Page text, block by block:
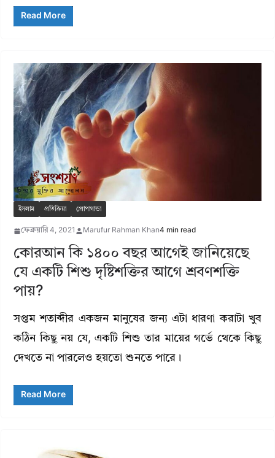
Read More
ইসলাম প্রতিক্রিয়া প্রোপাগান্ডা
ফেব্রুয়ারি 4, 2021 Marufur Rahman Khan4 min read
কোরআন কি ১৪০০ বছর আগেই জানিয়েছে
যে একটি শিশু দৃষ্টিশক্তির আগে শ্রবণশক্তি
পায়?
সপ্তম শতাব্দীর একজন মানুষের জন্য এটা ধারণা করাটা খুব
কঠিন কিছু নয় যে, একটি শিশু তার মায়ের গর্ভে থেকে কিছু
দেখতে না পারলেও হয়তো শুনতে পারে।
Read More